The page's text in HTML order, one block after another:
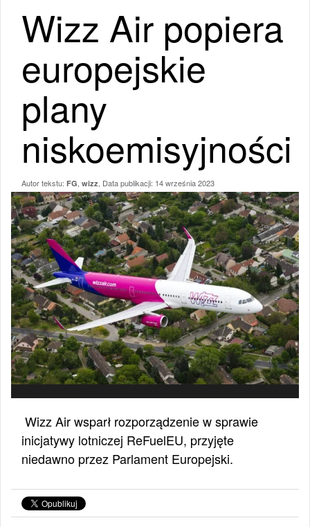
Wizz Air popiera
europejskie
plany
niskoemisyjności
Autor tekstu: FG wizz , Data publikacji: 14 września 2023
Wizz Air wsparł rozporządzenie w sprawie
inicjatywy lotniczej ReFuelEU, przyjęte
niedawno przez Parlament Europejski.